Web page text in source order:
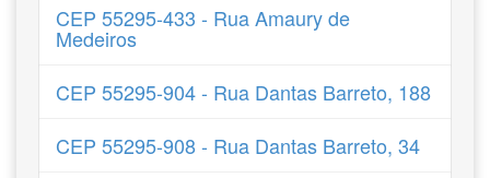
CEP 55295-433 - Rua Amaury de
Medeiros
CEP 55295-904 - Rua Dantas Barreto, 188
CEP 55295-908 - Rua Dantas Barreto, 34